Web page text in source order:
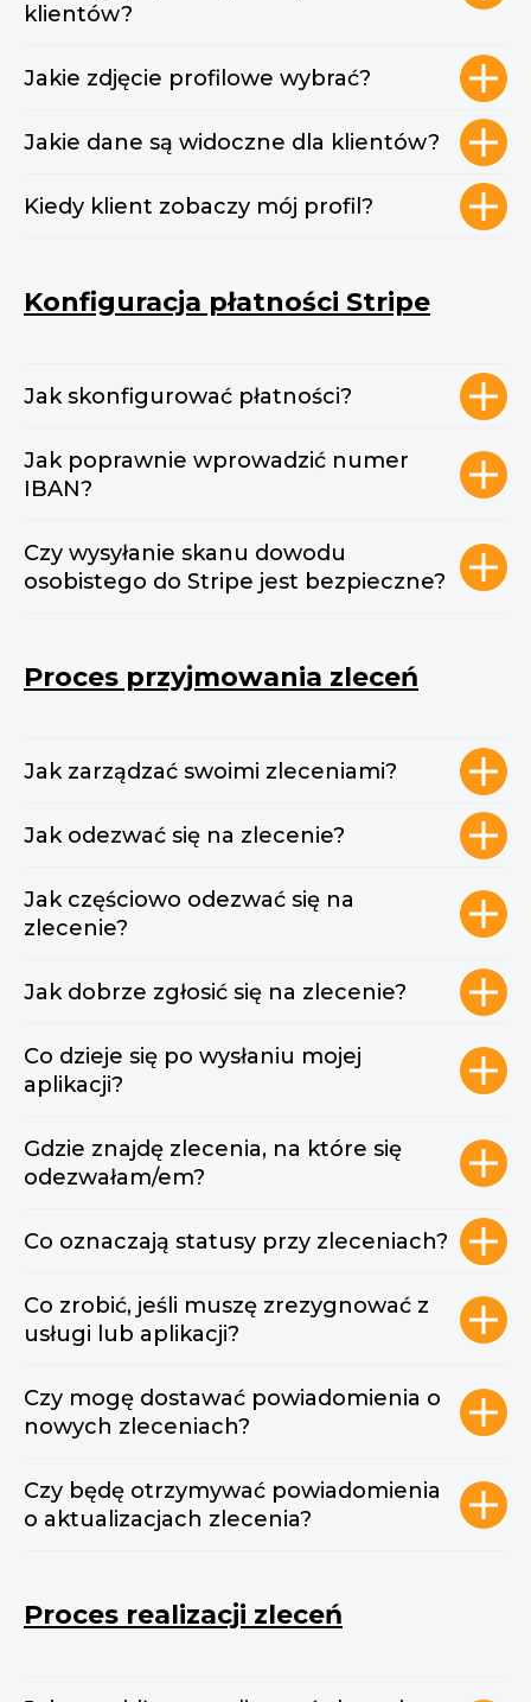
klientów?
Jakie zdjęcie profilowe wybrać?
Jakie dane są widoczne dla klientów?
Kiedy klient zobaczy mój profil?
Konfiguracja płatności Stripe
Jak skonfigurować płatności?
Jak poprawnie wprowadzić numer
IBAN?
Czy wysyłanie skanu dowodu
osobistego do Stripe jest bezpieczne?
Proces przyjmowania zleceń
Jak zarządzać swoimi zleceniami?
Jak odezwać się na zlecenie?
Jak częściowo odezwać się na
zlecenie?
Jak dobrze zgłosić się na zlecenie?
Co dzieje się po wysłaniu mojej
aplikacji?
Gdzie znajdę zlecenia, na które się
odezwałam/em?
Co oznaczają statusy przy zleceniach?
Co zrobić, jeśli muszę zrezygnować z
usługi lub aplikacji?
Czy mogę dostawać powiadomienia o
nowych zleceniach?
Czy będę otrzymywać powiadomienia
o aktualizacjach zlecenia?
Proces realizacji zleceń